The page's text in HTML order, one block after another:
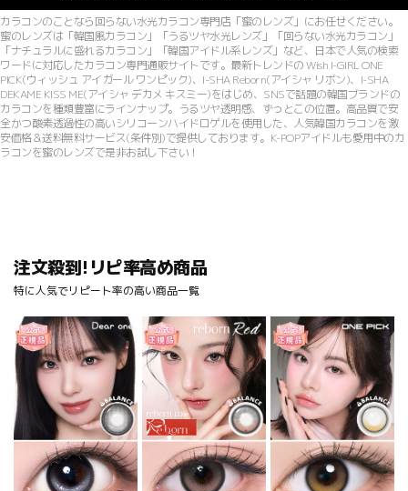
カラコンのことなら回らない水光カラコン専門店「蜜のレンズ」にお任せください。
蜜のレンズは「韓国風カラコン」「うるツヤ水光レンズ」「回らない水光カラコン」
「ナチュラルに盛れるカラコン」「韓国アイドル系レンズ」など、日本で人気の検索
ワードに対応したカラコン専門通販サイトです。最新トレンドの Wish I-GIRL ONE
PICK(ウィッシュ アイガール ワンピック)、I-SHA Reborn(アイシャ リボン)、I-SHA
DEKAME KISS ME(アイシャ デカメ キスミー)をはじめ、SNSで話題の韓国ブランドの
カラコンを種類豊富にラインナップ。うるツヤ透明感、ずっとこの位置。高品質で安
全かつ酸素透過性の高いシリコーンハイドロゲルを使用した、人気韓国カラコンを激
安価格＆送料無料サービス(条件別)で提供しております。K-POPアイドルも愛用中のカ
ラコンを蜜のレンズで是非お試し下さい！
注文殺到!リピ率高め商品
特に人気でリピート率の高い商品一覧